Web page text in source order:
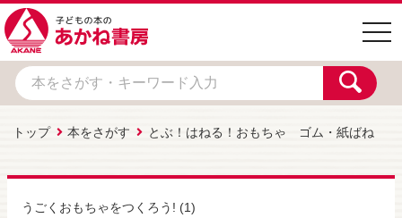
トップ 本をさがす とぶ！はねる！おもちゃ ゴム・紙ばね
うごくおもちゃをつくろう! (1)